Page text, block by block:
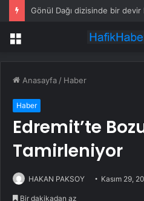
Menü
Anasayfa / Haber
Haber
Edremit’te
Tamirleniyor
HAKAN PAKSOY Kasım 29,
Bir dakikadan az